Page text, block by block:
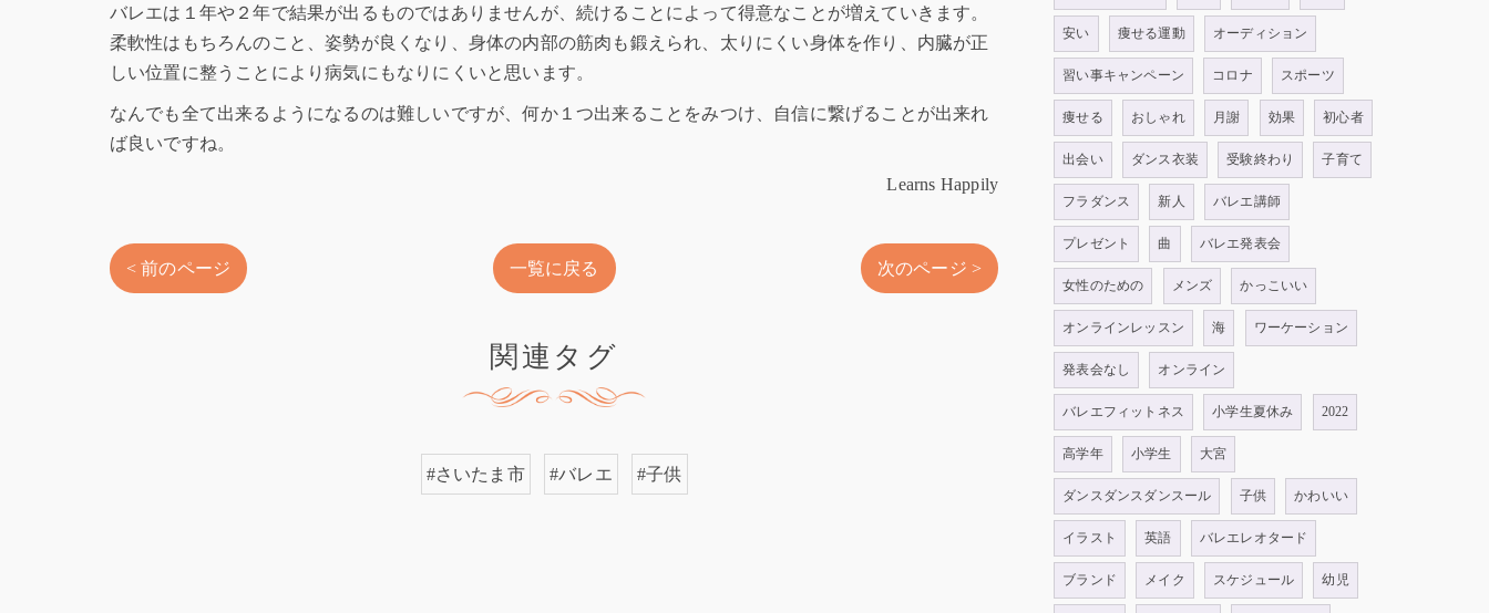
バレエは１年や２年で結果が出るものではありませんが、続けることによって得意なことが増えていきます。
柔軟性はもちろんのこと、姿勢が良くなり、身体の内部の筋肉も鍛えられ、太りにくい身体を作り、内臓が正
しい位置に整うことにより病気にもなりにくいと思います。
なんでも全て出来るようになるのは難しいですが、何か１つ出来ることをみつけ、自信に繋げることが出来れ
ば良いですね。
Learns Happily
< 前のページ 一覧に戻る 次のページ >
関連タグ
#さいたま市 #バレエ #子供
安い 痩せる運動 オーディション
習い事キャンペーン コロナ スポーツ
痩せる おしゃれ 月謝 効果 初心者
出会い ダンス衣装 受験終わり 子育て
フラダンス 新人 バレエ講師
プレゼント 曲 バレエ発表会
女性のための メンズ かっこいい
オンラインレッスン 海 ワーケーション
発表会なし オンライン
バレエフィットネス 小学生夏休み 2022
高学年 小学生 大宮
ダンスダンスダンスール 子供 かわいい
イラスト 英語 バレエレオタード
ブランド メイク スケジュール 幼児